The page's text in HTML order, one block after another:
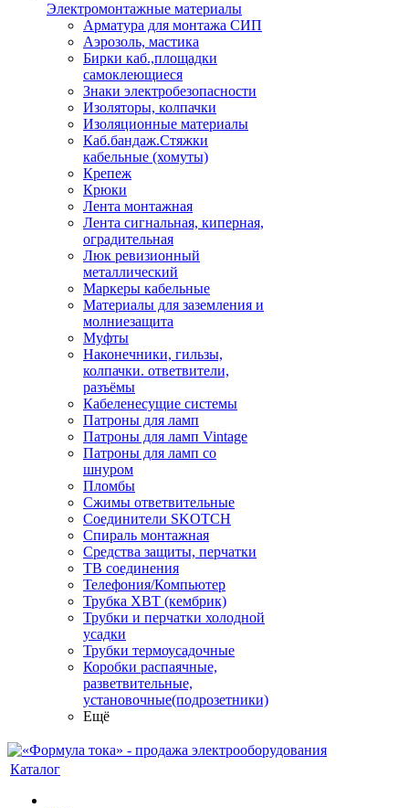
Электромонтажные материалы
Арматура для монтажа СИП
Аэрозоль, мастика
Бирки каб.,площадки
самоклеющиеся
Знаки электробезопасности
Изоляторы, колпачки
Изоляционные материалы
Каб.бандаж.Стяжки
кабельные (хомуты)
Крепеж
Крюки
Лента монтажная
Лента сигнальная, киперная,
оградительная
Люк ревизионный
металлический
Маркеры кабельные
Материалы для заземления и
молниезащита
Муфты
Наконечники, гильзы,
колпачки. ответвители,
разъёмы
Кабеленесущие системы
Патроны для ламп
Патроны для ламп Vintage
Патроны для ламп со
шнуром
Пломбы
Сжимы ответвительные
Соединители SKOTCH
Спираль монтажная
Средства защиты, перчатки
ТВ соединения
Телефония/Компьютер
Трубка ХВТ (кембрик)
Трубки и перчатки холодной
усадки
Трубки термоусадочные
Коробки распаячные,
разветвительные,
установочные(подрозетники)
Ещё
Каталог